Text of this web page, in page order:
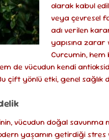
olarak kabul
veya çevresel
adı verilen
yapısına
Curcumin,
de vücudun kendi
çift yönlü etki, genel sağlık
vücudun doğal savunma
yaşamın getirdiği